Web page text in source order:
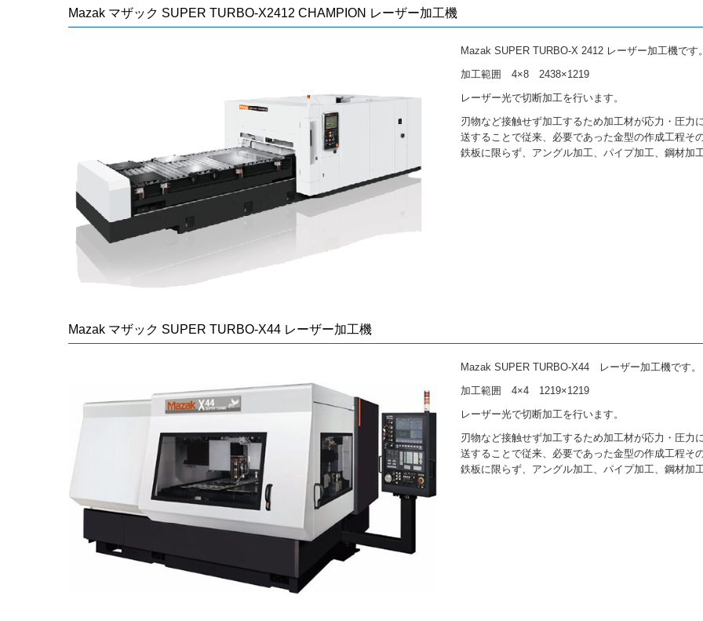
Mazak マザック SUPER TURBO-X2412 CHAMPION レーザー加工機
Mazak SUPER TURBO-X 2412 レーザー加工機です。
加工範囲 4×8 2438×1219
レーザー光で切断加工を行います。
刃物など接触せず加工するため加工材が応力・圧力
送することで従来、必要であった金型の作成工程そ
鉄板に限らず、アングル加工、パイプ加工、鋼材加
Mazak マザック SUPER TURBO-X44 レーザー加工機
Mazak SUPER TURBO-X44 レーザー加工機です。
加工範囲 4×4 1219×1219
レーザー光で切断加工を行います。
刃物など接触せず加工するため加工材が応力・圧力
送することで従来、必要であった金型の作成工程そ
鉄板に限らず、アングル加工、パイプ加工、鋼材加